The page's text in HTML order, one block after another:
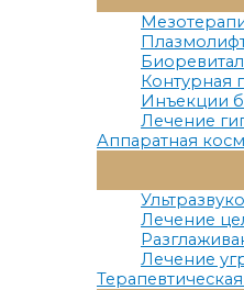
Контурная
Инъекции
Лечение
Аппаратная
Лечение
Лечение